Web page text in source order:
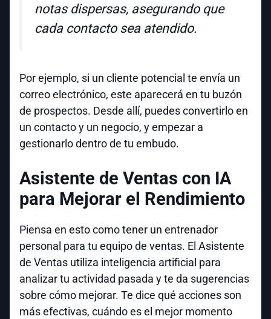
notas dispersas, asegurando que
cada contacto sea atendido.
Por ejemplo, si un cliente potencial te envía un
correo electrónico, este aparecerá en tu buzón
de prospectos. Desde allí, puedes convertirlo en
un contacto y un negocio, y empezar a
gestionarlo dentro de tu embudo.
Asistente de Ventas con IA
para Mejorar el Rendimiento
Piensa en esto como tener un entrenador
personal para tu equipo de ventas. El Asistente
de Ventas utiliza inteligencia artificial para
analizar tu actividad pasada y te da sugerencias
sobre cómo mejorar. Te dice qué acciones son
más efectivas, cuándo es el mejor momento